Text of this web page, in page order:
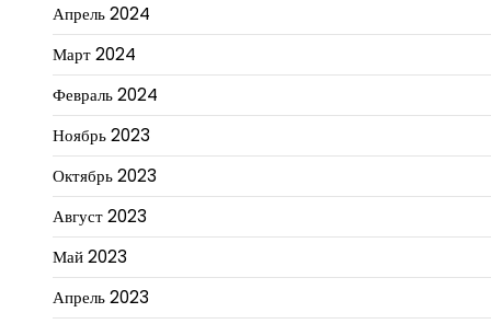
Апрель 2024
Март 2024
Февраль 2024
Ноябрь 2023
Октябрь 2023
Август 2023
Май 2023
Апрель 2023